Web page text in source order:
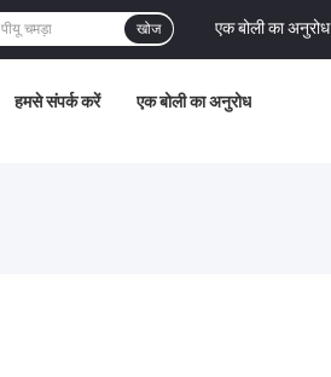
एक बोली का अनुरोध
खोज
हमसे संपर्क करें एक बोली का अनुरोध